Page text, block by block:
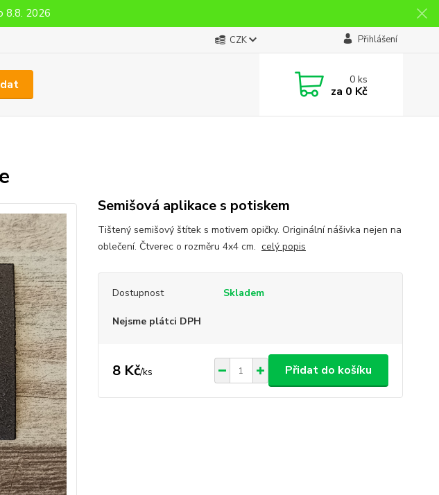
8.8. 2026
CZK Přihlášení
0ks
za 0 Kč
Semišová aplikace s potiskem
Tištený semišový štítek s motivem opičky. Originální nášivka nejen na
oblečení. Čtverec o rozměru 4x4 cm. celý popis
Dostupnost Skladem
Nejsme plátci DPH
8 Kč/ks Přidat do košíku